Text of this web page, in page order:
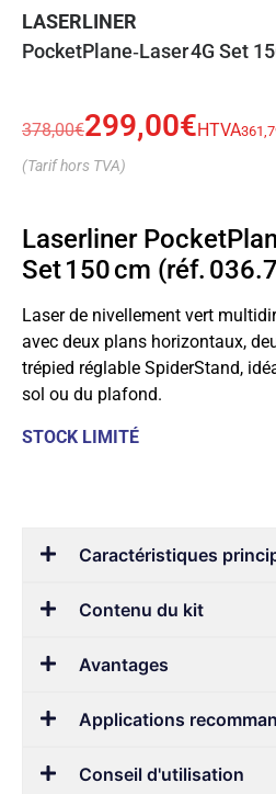
LASERLINER
PocketPlane‑Laser 4G Set
378,00€299,00€HTVA
(Tarif hors TVA)
Laserliner
Set 150 cm (réf.
Laser de nivellement vert
avec deux plans horizontaux,
trépied réglable SpiderStand,
sol ou du plafond.
STOCK LIMITÉ
Caractéristiques
Contenu du kit
Avantages
Applications
Conseil d'utilisation